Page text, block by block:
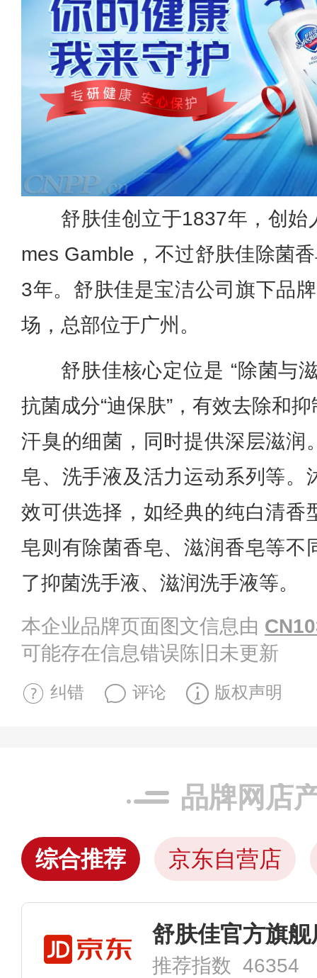
舒肤佳创立于1837年，创始
mes Gamble，不过舒肤佳除菌
3年。舒肤佳是宝洁公司旗下品
场，总部位于广州。
舒肤佳核心定位是 “除菌与
抗菌成分“迪保肤”，有效去除和
汗臭的细菌，同时提供深层滋润
皂、洗手液及活力运动系列等。
效可供选择，如经典的纯白清香
皂则有除菌香皂、滋润香皂等不
了抑菌洗手液、滋润洗手液等。
本企业品牌页面图文信息由
可能存在信息错误陈旧未更新
纠错 评论 版权声明
品牌网店
综合推荐 京东自营店
舒肤佳官方旗舰
推荐指数 46354